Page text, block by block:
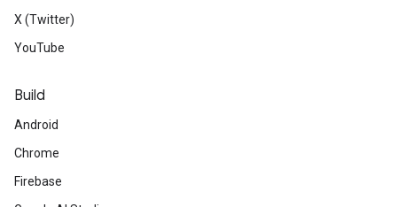
X (Twitter)
YouTube
Build
Android
Chrome
Firebase